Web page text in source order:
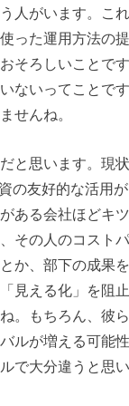
人がいます。こ
った運用方法の
そろしいことで
ないってことで
せんね。
と思います。現
の友好的な活用
ある会社ほどキ
その人のコスト
か、部下の成果
見える化」を阻
。もちろん、彼
ルが増える可能
で大分違うと思い